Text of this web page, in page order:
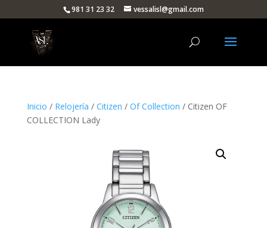
981 31 23 32 vessalisl@gmail.com
Inicio / Relojería / Citizen / Of Collection / Citizen OF
COLLECTION Lady